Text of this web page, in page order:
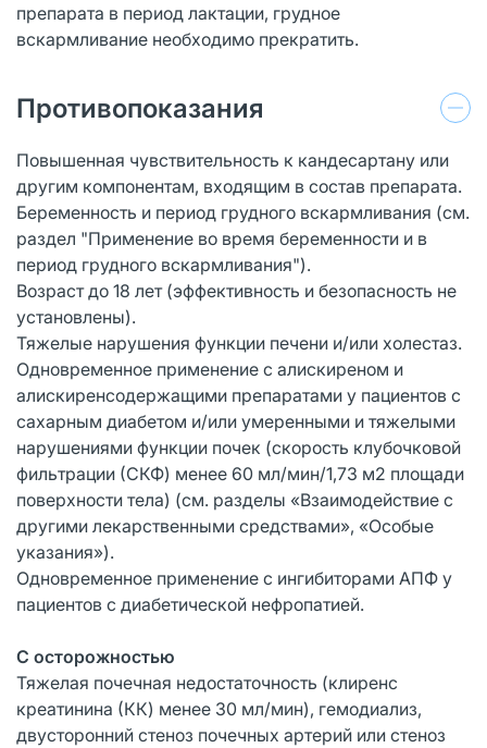
препарата в период лактации, грудное
вскармливание необходимо прекратить.
Противопоказания
Повышенная чувствительность к кандесартану или
другим компонентам, входящим в состав препарата.
Беременность и период грудного вскармливания (см.
раздел "Применение во время беременности и в
период грудного вскармливания").
Возраст до 18 лет (эффективность и безопасность не
установлены).
Тяжелые нарушения функции печени и/или холестаз.
Одновременное применение с алискиреном и
алискиренсодержащими препаратами у пациентов с
сахарным диабетом и/или умеренными и тяжелыми
нарушениями функции почек (скорость клубочковой
фильтрации (СКФ) менее 60 мл/мин/1,73 м2 площади
поверхности тела) (см. разделы «Взаимодействие с
другими лекарственными средствами», «Особые
указания»).
Одновременное применение с ингибиторами АПФ у
пациентов с диабетической нефропатией.
С осторожностью
Тяжелая почечная недостаточность (клиренс
креатинина (КК) менее 30 мл/мин), гемодиализ,
двусторонний стеноз почечных артерий или стеноз